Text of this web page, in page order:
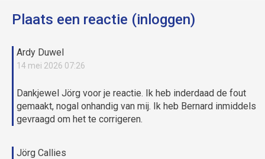
Plaats een reactie (inloggen)
Ardy Duwel
14 mei 2026 07:26
Dankjewel Jörg voor je reactie. Ik heb inderdaad de fout
gemaakt, nogal onhandig van mij. Ik heb Bernard inmiddels
gevraagd om het te corrigeren.
Jörg Callies